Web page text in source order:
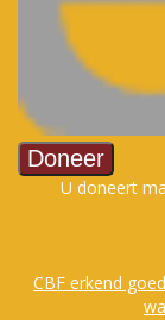
U doneert
CBF erkend